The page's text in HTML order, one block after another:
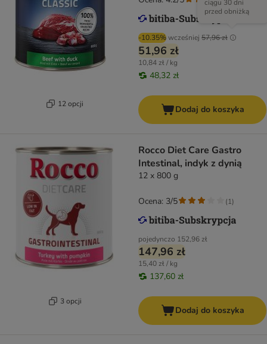
12 opcji
-10.35%wcześniej 57,96 zł
ciągu 30 dni
przed obniżką
51,96 zł
10,84 zł / kg
48,32 zł
Dodaj do koszyka
3 opcji
Rocco Diet Care Gastro
Intestinal, indyk z dynią
12 x 800 g
pojedynczo 152,96 zł
147,96 zł
15,40 zł / kg
137,60 zł
Ocena: 3/5 (1)
Dodaj do koszyka